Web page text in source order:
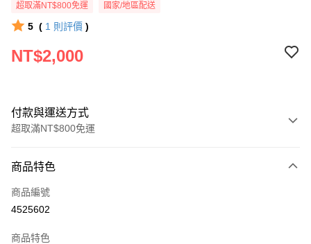
超取滿NT$800免運 國家/地區配送
5 ( 1 則評價 )
NT$2,000
付款與運送方式
超取滿NT$800免運
信用卡一次付款
超商取貨付款
商品特色
商品編號
4525602
商品特色